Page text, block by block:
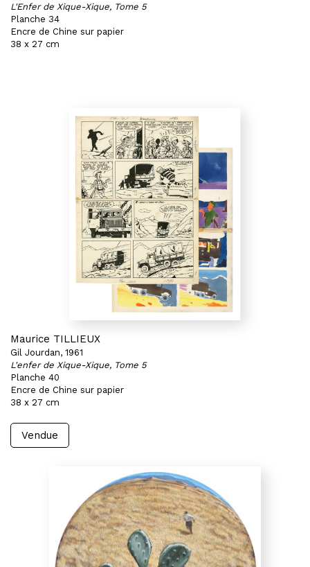
L'Enfer de Xique-Xique, Tome 5
Planche 34
Encre de Chine sur papier
38 x 27 cm
Maurice TILLIEUX
Gil Jourdan, 1961
L'enfer de Xique-Xique, Tome 5
Planche 40
Encre de Chine sur papier
38 x 27 cm
Vendue